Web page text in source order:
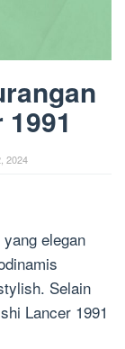
2024
elegan
Selain
Lancer 1991